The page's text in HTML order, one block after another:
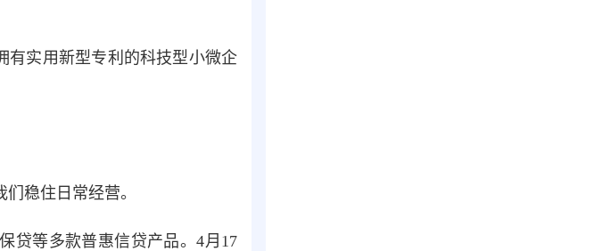
有实用新型专利的科技型小微企
稳住日常经营。
贷等多款普惠信贷产品。4月17